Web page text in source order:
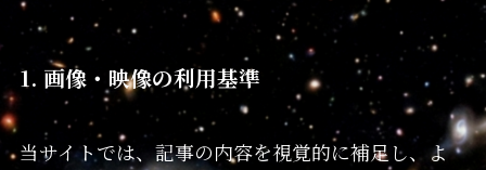
1. 画像・映像の利用基準
当サイトでは、記事の内容を視覚的に補足し、よ